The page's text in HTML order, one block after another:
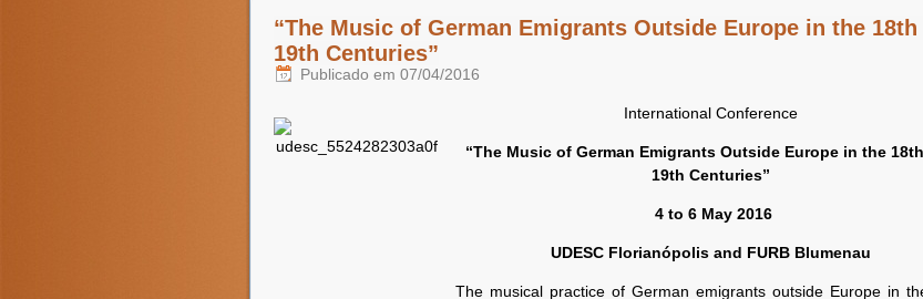
“The Music of German Emigrants Outside Europe in the 18th
19th Centuries”
Publicado em 07/04/2016
International Conference
“The Music of German Emigrants Outside Europe in the
19th Centuries”
4 to 6 May 2016
UDESC Florianópolis and FURB Blumenau
The musical practice of German emigrants outside Europe in